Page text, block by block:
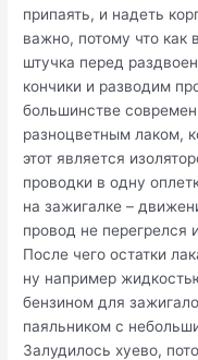
припаять, и надеть
важно, потому что как
штучка перед
кончики и разводим
большинстве
разноцветным лаком,
этот является
проводки в одну
на зажигалке –
провод не перегрелся
После чего остатки
ну например
бензином для
паяльником с
Залудилось хуево,